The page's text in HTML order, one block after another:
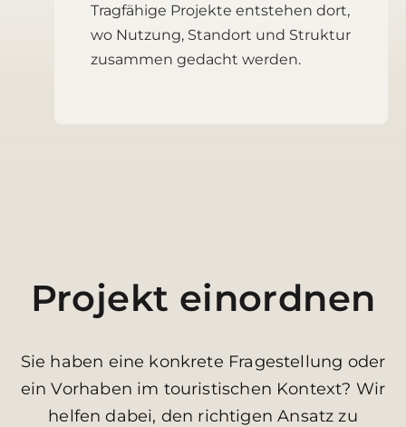
Tragfähige Projekte entstehen dort,
wo Nutzung, Standort und Struktur
zusammen gedacht werden.
Projekt einordnen
Sie haben eine konkrete Fragestellung oder
ein Vorhaben im touristischen Kontext? Wir
helfen dabei, den richtigen Ansatz zu